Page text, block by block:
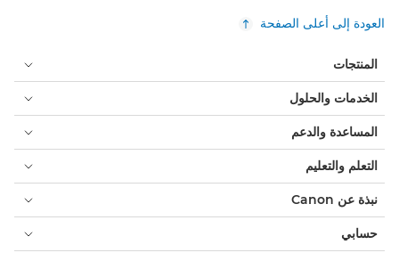
العودة إلى أعلى الصفحة
المنتجات
الخدمات والحلول
المساعدة والدعم
التعلم والتعليم
نبذة عن Canon
حسابي